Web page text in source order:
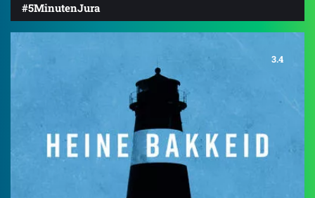
#5MinutenJura
3.4